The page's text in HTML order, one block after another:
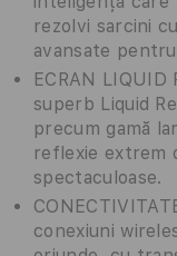
rezolvi sarcini
avansate
ECRAN
superb Liquid
precum gamă
reflexie extrem
spectaculoase.
conexiuni